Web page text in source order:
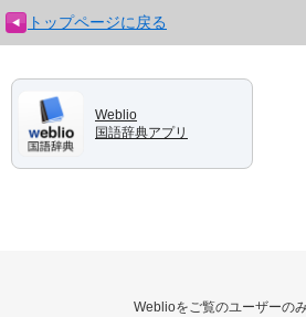
トップページに戻る
Weblio
国語辞典アプリ
Weblioをご覧のユーザーの